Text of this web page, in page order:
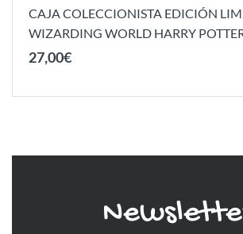
CAJA COLECCIONISTA EDICIÓN
WIZARDING WORLD HARRY
27,00€